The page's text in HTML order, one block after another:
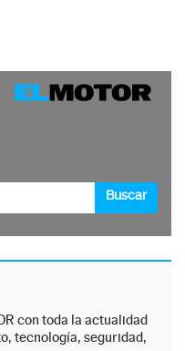
con toda la actualidad
tecnología, seguridad,